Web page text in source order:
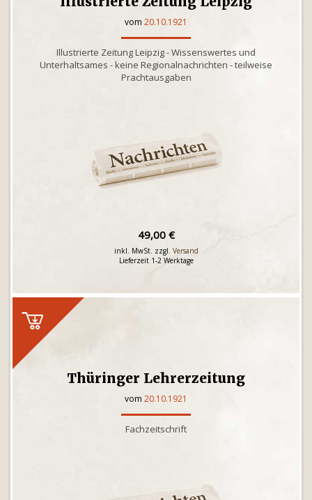
vom 20.10.1921
Illustrierte Zeitung Leipzig - Wissenswertes und
Unterhaltsames - keine Regionalnachrichten - teilweise
Prachtausgaben
49,00 €
inkl. MwSt. zzgl. Versand
Lieferzeit 1-2 Werktage
Thüringer Lehrerzeitung
vom 20.10.1921
Fachzeitschrift